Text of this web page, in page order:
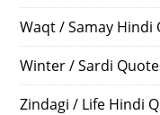
Waqt / Samay Hindi
Winter / Sardi
Zindagi / Life Hindi